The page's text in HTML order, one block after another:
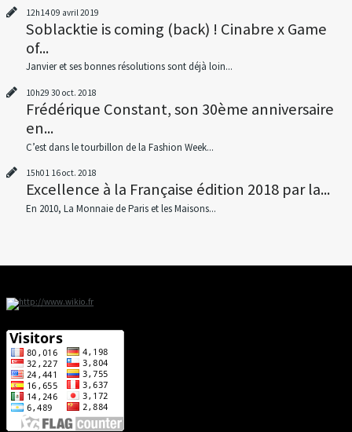
12h1409 avril 2019
Soblacktie is coming (back) ! Cinabre x Game
of...
Janvier et ses bonnes résolutions sont déjà loin...
10h29 30 oct. 2018
Frédérique Constant, son 30ème anniversaire
en...
C’est dans le tourbillon de la Fashion Week...
15h01 16oct. 2018
Excellence à la Française édition 2018 par la...
En 2010, La Monnaie de Paris et les Maisons...